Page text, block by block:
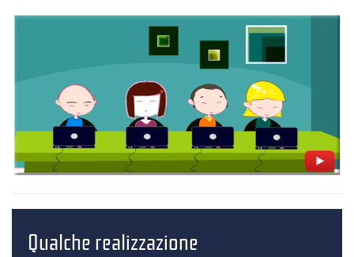
Qualche realizzazione